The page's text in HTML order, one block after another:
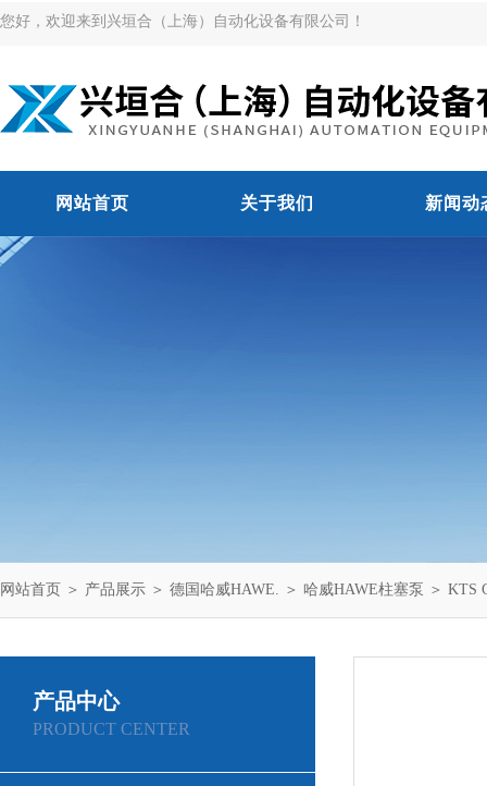
您好，欢迎来到兴垣合（上海）自动化设备有限公司！
网站首页 关于我们 新闻动
网站首页 ＞ 产品展示 ＞ 德国哈威HAWE. ＞ 哈威HAWE柱塞泵 ＞ KTS
产品中心
PRODUCT CENTER